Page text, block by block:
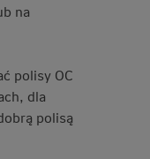
na
polisy OC
dla
polisą